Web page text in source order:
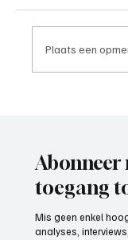
Plaats een
Abonneer
toegang
Mis geen enkel
analyses,